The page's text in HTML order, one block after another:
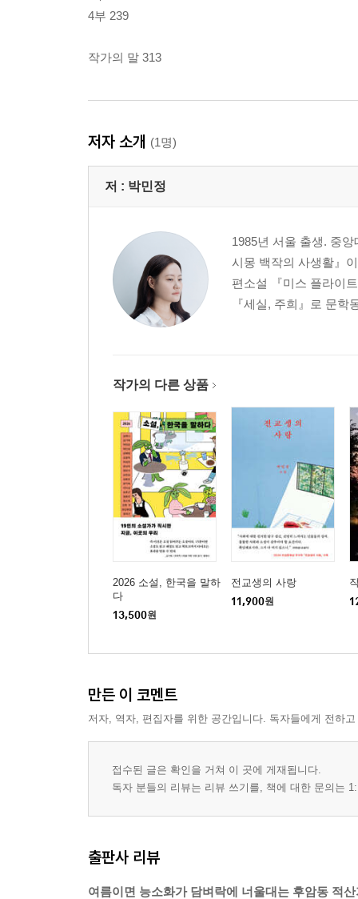
4부 239
작가의 말 313
저자 소개 (1명)
저 : 박민정
1985년 서울 출생. 중
시몽 백작의 사생활』
편소설 『미스 플라이
『세실, 주희』로 문
작가의 다른 상품
2026 소설, 한국을 말하
다
13,500원
전교생의 사랑
11,900원
만든 이 코멘트
저자, 역자, 편집자를 위한 공간입니다. 독자들에게 전하
접수된 글은 확인을 거쳐 이 곳에 게재됩니다.
독자 분들의 리뷰는 리뷰 쓰기를, 책에 대한 문의는
출판사 리뷰
여름이면 능소화가 담벼락에 너울대는 후암동 적